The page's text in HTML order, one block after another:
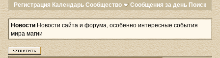
Регистрация КалендарьСообщество Сообщения за день Поиск
Новости Новости сайта и форума, особенно интересные события
мира магии